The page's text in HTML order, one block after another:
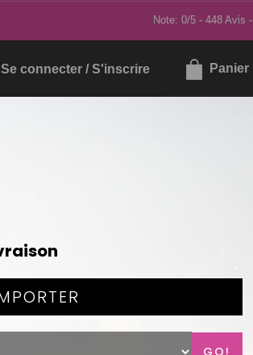
Note: 0/5 - 448 Avis -
Se connecter / S'inscrire Panier